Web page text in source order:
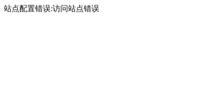
站点配置错误:访问站点错误